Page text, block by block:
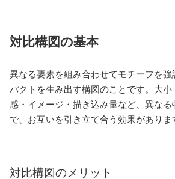
対比構図の基本
異なる要素を組み合わせてモチーフを
パクトを生み出す構図のことです。大
感・イメージ・描き込み量など、異なる
で、お互いを引き立て合う効果がありま
対比構図のメリット